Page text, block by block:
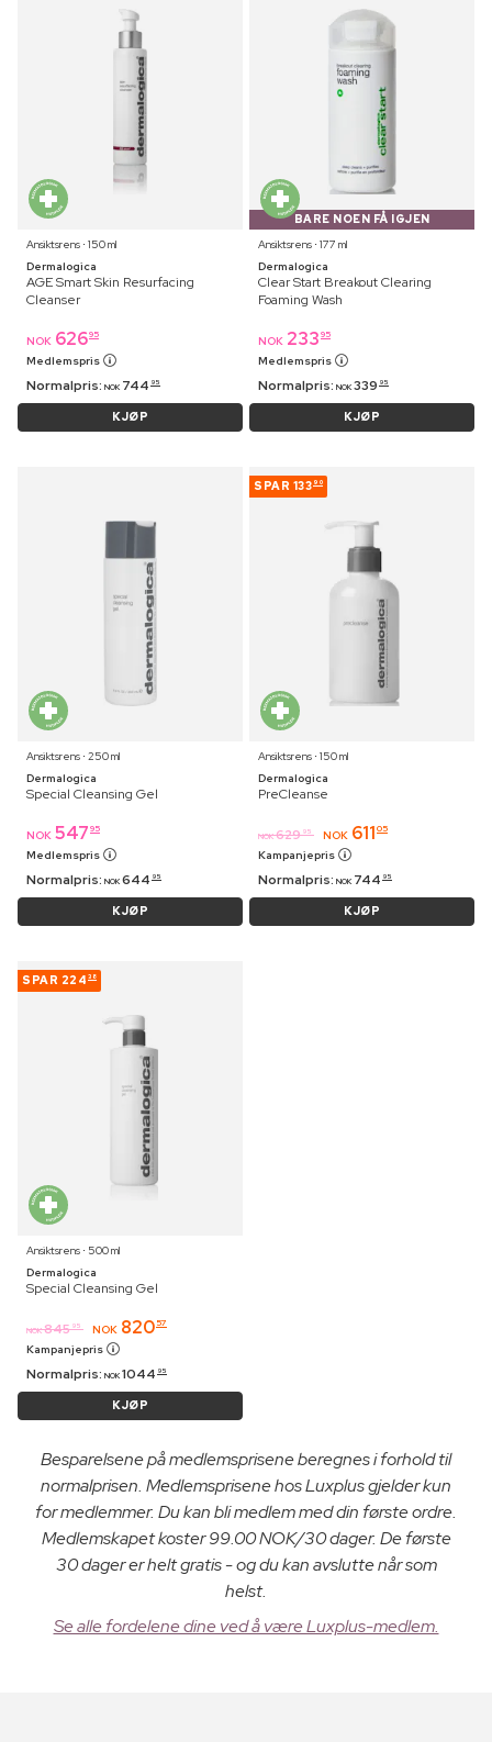
Ansiktsrens ⋅ 150 ml
Dermalogica
AGE Smart Skin Resurfacing
Cleanser
NOK 62695
Medlemspris
Normalpris: NOK 744 95
KJØP
BARE NOEN FÅ IGJEN
Ansiktsrens ⋅ 177 ml
Dermalogica
Clear Start Breakout Clearing
Foaming Wash
NOK 233 95
Medlemspris
Normalpris: NOK 339 95
KJØP
Ansiktsrens ⋅ 250 ml
Dermalogica
Special Cleansing Gel
NOK 547 95
Medlemspris
Normalpris: NOK 644 95
KJØP
SPAR 133 90
Ansiktsrens ⋅ 150 ml
Dermalogica
PreCleanse
NOK 629 95 NOK 611 05
Kampanjepris
Normalpris: NOK 744 95
KJØP
SPAR 224 38
Ansiktsrens ⋅ 500 ml
Dermalogica
Special Cleansing Gel
NOK 845 95 NOK 820 57
Kampanjepris
Normalpris: NOK 1044 95
KJØP
Besparelsene på medlemsprisene beregnes i forhold til
normalprisen. Medlemsprisene hos Luxplus gjelder kun
for medlemmer. Du kan bli medlem med din første ordre.
Medlemskapet koster 99.00 NOK/30 dager. De første
30 dager er helt gratis - og du kan avslutte når som
helst.
Se alle fordelene dine ved å være Luxplus-medlem.